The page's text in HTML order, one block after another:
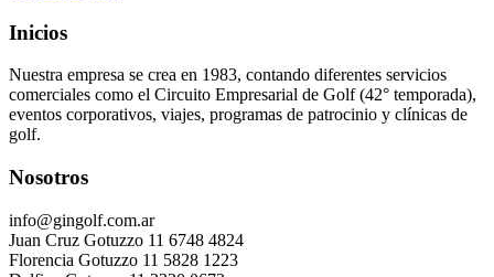
Inicios
Nuestra empresa se crea en 1983, contando diferentes servicios
comerciales como el Circuito Empresarial de Golf (42° temporada),
eventos corporativos, viajes, programas de patrocinio y clínicas de
golf.
Nosotros
info@gingolf.com.ar
Juan Cruz Gotuzzo 11 6748 4824
Florencia Gotuzzo 11 5828 1223